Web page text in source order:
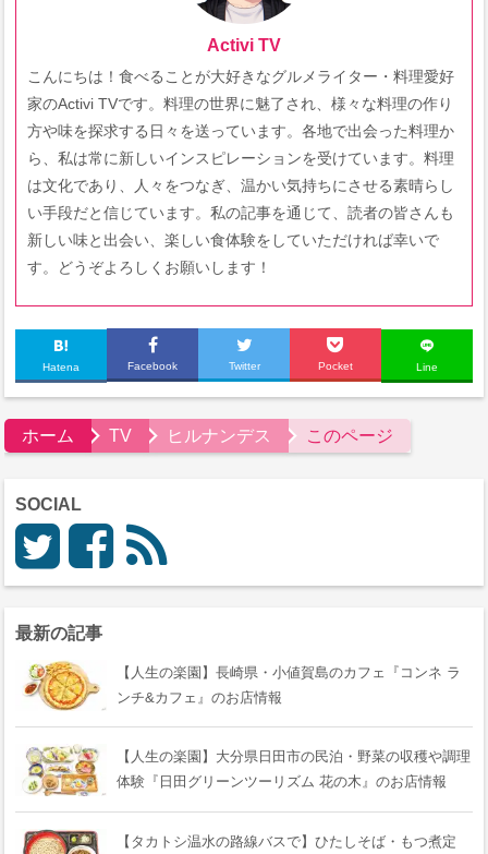
Activi TV
こんにちは！食べることが大好きなグルメライター・料理愛好
家のActivi TVです。料理の世界に魅了され、様々な料理の作り
方や味を探求する日々を送っています。各地で出会った料理か
ら、私は常に新しいインスピレーションを受けています。料理
は文化であり、人々をつなぎ、温かい気持ちにさせる素晴らし
い手段だと信じています。私の記事を通じて、読者の皆さんも
新しい味と出会い、楽しい食体験をしていただければ幸いで
す。どうぞよろしくお願いします！
Hatena Facebook Twitter Pocket Line
ホーム TV ヒルナンデス このページ
SOCIAL
最新の記事
【人生の楽園】長崎県・小値賀島のカフェ『コンネ ラ
ンチ&カフェ』のお店情報
【人生の楽園】大分県日田市の民泊・野菜の収穫や調理
体験『日田グリーンツーリズム 花の木』のお店情報
【タカトシ温水の路線バスで】ひたしそば・もつ煮定